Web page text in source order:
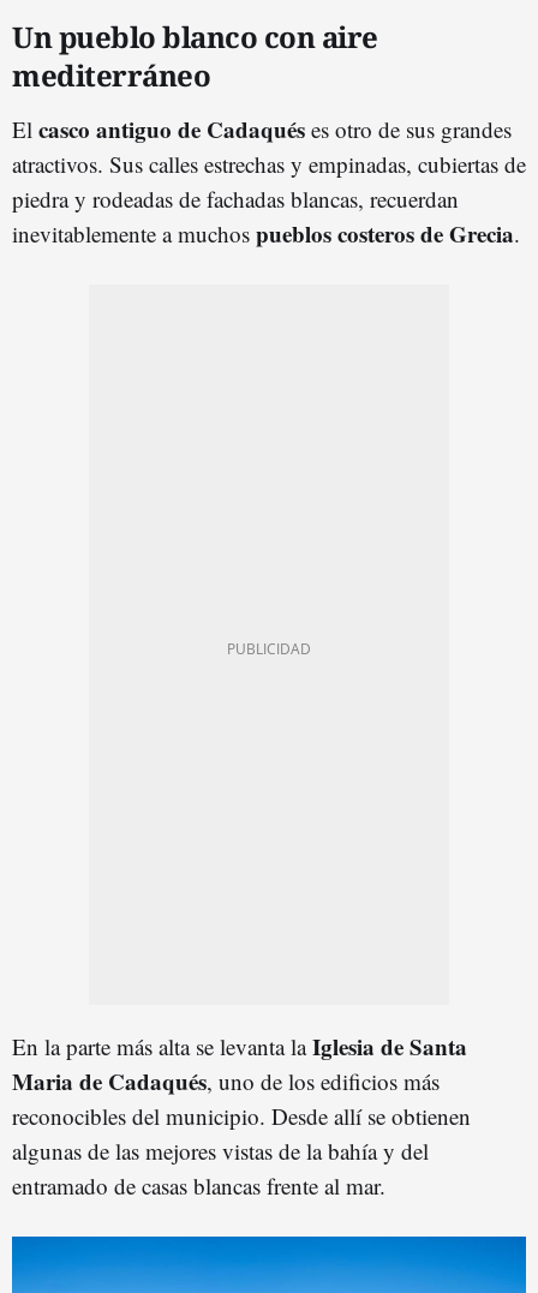
Un pueblo blanco con aire
mediterráneo
El casco antiguo de Cadaqués es otro de sus grandes
atractivos. Sus calles estrechas y empinadas, cubiertas de
piedra y rodeadas de fachadas blancas, recuerdan
inevitablemente a muchos pueblos costeros de Grecia.
En la parte más alta se levanta laIglesia de Santa
Maria de Cadaqués, uno de los edificios más
reconocibles del municipio. Desde allí se obtienen
algunas de las mejores vistas de la bahía y del
entramado de casas blancas frente al mar.